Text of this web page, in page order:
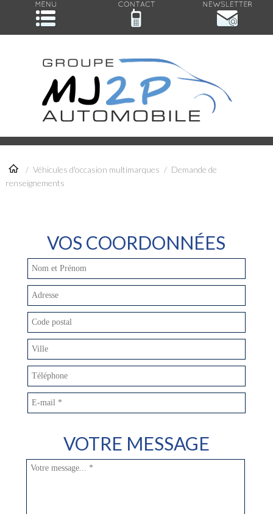
/ Véhicules d'occasion multimarques / Demande de
renseignements
VOS COORDONNÉES
VOTRE MESSAGE